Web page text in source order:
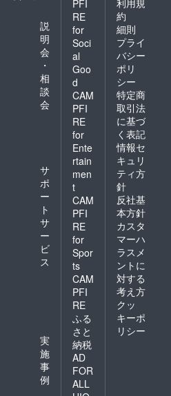
説
明
会
・
相
談
会
サ
ポ
ー
ト
サ
ー
ビ
ス
実
施
事
例
PFI
RE
for
Soci
al
Goo
d
CAM
PFI
RE
for
Ente
rtain
men
t
CAM
PFI
RE
for
Spor
ts
CAM
PFI
RE
ふる
さと
納税
AD
FOR
ALL
利用規
約
細則
プライ
バシー
ポリ
シー
特定商
取引法
に基づ
く表記
情報セ
キュリ
ティ方
針
反社基
本方針
カスタ
マーハ
ラスメ
ントに
対する
考え方
クッ
キーポ
リシー